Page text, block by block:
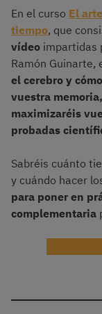
En el curso El
tiempo, que
vídeo impartidas
Ramón Guinarte,
el cerebro y
vuestra
maximizaréis
probadas
Sabréis cuánto
y cuándo hacer
para poner en
complementaria